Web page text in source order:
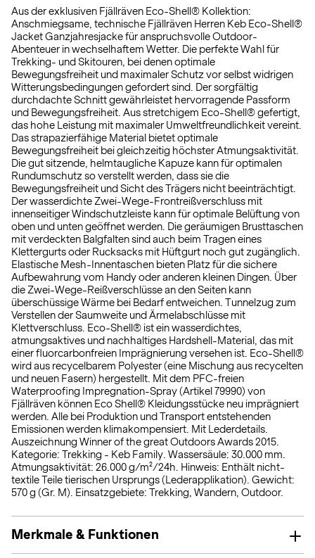
Aus der exklusiven Fjällräven Eco-Shell® Kollektion:
Anschmiegsame, technische Fjällräven Herren Keb Eco-Shell®
Jacket Ganzjahresjacke für anspruchsvolle Outdoor-
Abenteuer in wechselhaftem Wetter. Die perfekte Wahl für
Trekking- und Skitouren, bei denen optimale
Bewegungsfreiheit und maximaler Schutz vor selbst widrigen
Witterungsbedingungen gefordert sind. Der sorgfältig
durchdachte Schnitt gewährleistet hervorragende Passform
und Bewegungsfreiheit. Aus stretchigem Eco-Shell® gefertigt,
das hohe Leistung mit maximaler Umweltfreundlichkeit vereint.
Das strapazierfähige Material bietet optimale
Bewegungsfreiheit bei gleichzeitig höchster Atmungsaktivität.
Die gut sitzende, helmtaugliche Kapuze kann für optimalen
Rundumschutz so verstellt werden, dass sie die
Bewegungsfreiheit und Sicht des Trägers nicht beeinträchtigt.
Der wasserdichte Zwei-Wege-Frontreißverschluss mit
innenseitiger Windschutzleiste kann für optimale Belüftung von
oben und unten geöffnet werden. Die geräumigen Brusttaschen
mit verdeckten Balgfalten sind auch beim Tragen eines
Klettergurts oder Rucksacks mit Hüftgurt noch gut zugänglich.
Elastische Mesh-Innentaschen bieten Platz für die sichere
Aufbewahrung vom Handy oder anderen kleinen Dingen. Über
die Zwei-Wege-Reißverschlüsse an den Seiten kann
überschüssige Wärme bei Bedarf entweichen. Tunnelzug zum
Verstellen der Saumweite und Ärmelabschlüsse mit
Klettverschluss. Eco-Shell® ist ein wasserdichtes,
atmungsaktives und nachhaltiges Hardshell-Material, das mit
einer fluorcarbonfreien Imprägnierung versehen ist. Eco-Shell®
wird aus recycelbarem Polyester (eine Mischung aus recycelten
und neuen Fasern) hergestellt. Mit dem PFC-freien
Waterproofing Impregnation-Spray (Artikel 79990) von
Fjällräven können Eco Shell® Kleidungsstücke neu imprägniert
werden. Alle bei Produktion und Transport entstehenden
Emissionen werden klimakompensiert. Mit Lederdetails.
Auszeichnung Winner of the great Outdoors Awards 2015.
Kategorie: Trekking - Keb Family. Wassersäule: 30.000 mm.
Atmungsaktivität: 26.000 g/m²/24h. Hinweis: Enthält nicht-
textile Teile tierischen Ursprungs (Lederapplikation). Gewicht:
570 g (Gr. M). Einsatzgebiete: Trekking, Wandern, Outdoor.
Merkmale & Funktionen